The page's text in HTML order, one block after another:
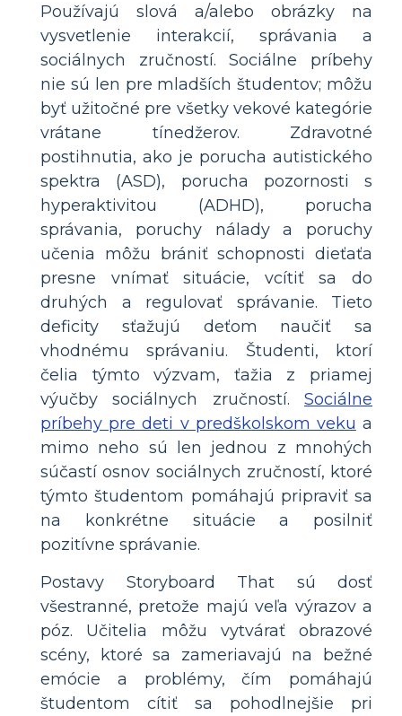
Používajú slová a/alebo obrázky na
vysvetlenie interakcií, správania a
sociálnych zručností. Sociálne príbehy
nie sú len pre mladších študentov; môžu
byť užitočné pre všetky vekové kategórie
vrátane tínedžerov. Zdravotné
postihnutia, ako je porucha autistického
spektra (ASD), porucha pozornosti s
hyperaktivitou (ADHD), porucha
správania, poruchy nálady a poruchy
učenia môžu brániť schopnosti dieťaťa
presne vnímať situácie, vcítiť sa do
druhých a regulovať správanie. Tieto
deficity sťažujú deťom naučiť sa
vhodnému správaniu. Študenti, ktorí
čelia týmto výzvam, ťažia z priamej
výučby sociálnych zručností. Sociálne
príbehy pre deti v predškolskom veku a
mimo neho sú len jednou z mnohých
súčastí osnov sociálnych zručností, ktoré
týmto študentom pomáhajú pripraviť sa
na konkrétne situácie a posilniť
pozitívne správanie.
Postavy Storyboard That sú dosť
všestranné, pretože majú veľa výrazov a
póz. Učitelia môžu vytvárať obrazové
scény, ktoré sa zameriavajú na bežné
emócie a problémy, čím pomáhajú
študentom cítiť sa pohodlnejšie pri